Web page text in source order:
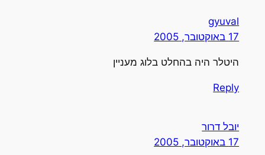
gyuval
17 באוקטובר, 2005
היטלר היה בהחלט בלוג מעניין
Reply
יובל דרור
17 באוקטובר, 2005